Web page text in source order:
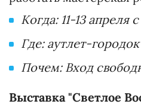
Когда: 11-13 апреля
Где: аутлет-
Почем: Вход
Выставка "Светлое